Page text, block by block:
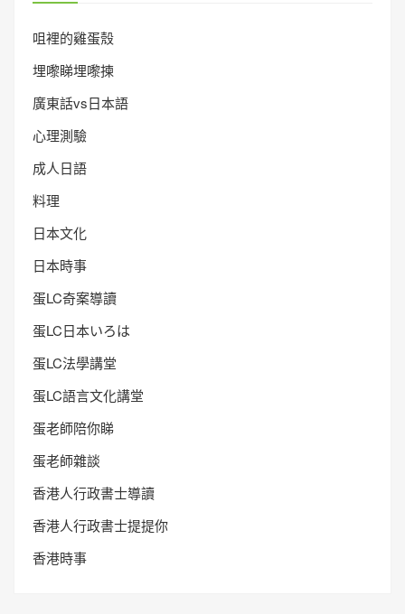
咀裡的雞蛋殼
埋嚟睇埋嚟揀
廣東話vs日本語
心理測驗
成人日語
料理
日本文化
日本時事
蛋LC奇案導讀
蛋LC日本いろは
蛋LC法學講堂
蛋LC語言文化講堂
蛋老師陪你睇
蛋老師雜談
香港人行政書士導讀
香港人行政書士提提你
香港時事